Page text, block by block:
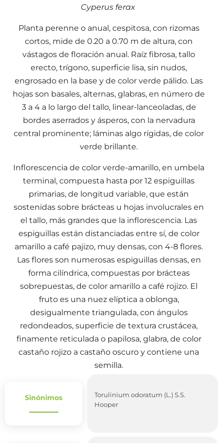
Cyperus ferax
Planta perenne o anual, cespitosa, con rizomas
cortos, mide de 0.20 a 0.70 m de altura, con
vástagos de floración anual. Raíz fibrosa, tallo
erecto, trígono, superficie lisa, sin nudos,
engrosado en la base y de color verde pálido. Las
hojas son basales, alternas, glabras, en número de
3 a 4 a lo largo del tallo, linear-lanceoladas, de
bordes aserrados y ásperos, con la nervadura
central prominente; láminas algo rígidas, de color
verde brillante.
Inflorescencia de color verde-amarillo, en umbela
terminal, compuesta hasta por 12 espiguillas
primarias, de longitud variable, que están
sostenidas sobre brácteas u hojas involucrales en
el tallo, más grandes que la inflorescencia. Las
espiguillas están distanciadas entre sí, de color
amarillo a café pajizo, muy densas, con 4-8 flores.
Las flores son numerosas espiguillas densas, en
forma cilíndrica, compuestas por brácteas
sobrepuestas, de color amarillo a café rojizo. El
fruto es una nuez elíptica a oblonga,
desigualmente triangulada, con ángulos
redondeados, superficie de textura crustácea,
finamente reticulada o papilosa, glabra, de color
castaño rojizo a castaño oscuro y contiene una
semilla.
Sinónimos
Torulinium odoratum (L.) S.S.
Hooper